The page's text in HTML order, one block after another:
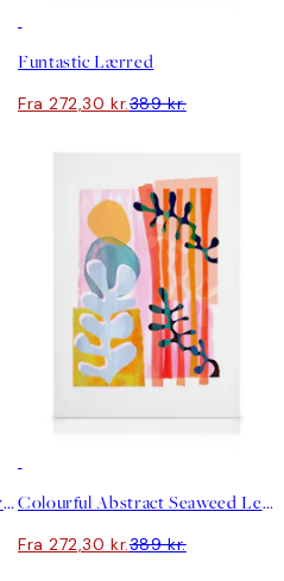
Funtastic Lærred
Fra 272,30 kr.389 kr.
Aperol Spritz Illustration Lærred Colourful Abstract Seaweed Leaf Lærred
Fra 272,30 kr.389 kr.